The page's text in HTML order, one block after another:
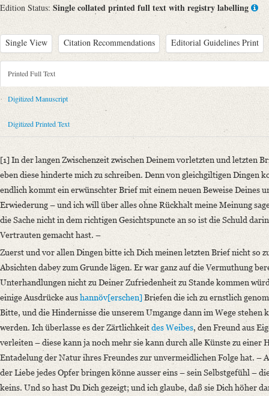
Edition Status: Single collated printed full text with registry labelling
Single View Citation Recommendations Editorial Guidelines Print
Metadata Concerning Header
Sender: Friedrich von Schlegel
Recipient: August Wilhelm von Schlegel
Place of Dispatch: Leipzig
Place of Destination: Unknown
Notations: Datum erschlossen.
Printed Text
Bibliography: Kritische Friedrich-Schlegel-Ausgabe. Bd. 23. Dritte
romantischen Schule (15. September 1788 ‒ 15. Juli 1797). Mit
Incipit: „[1] In der langen Zwischenzeit zwischen Deinem vorletzten
Manuscript
Provider: Dresden, Sächsische Landesbibliothek - Staats- und
OAI Id: DE-1a-34186
Classification Number: Mscr.Dresd.e.90,XIX,Bd.24.a,Nr.8
Number of Pages: 6S. auf Doppelbl., hs. m. U.
Format: 22,8 x 19,1 cm
Language
German
Printed Full Text
Digitized Manuscript
Digitized Printed Text
[1] In der langen Zwischenzeit zwischen Deinem vorletzten und letzten
eben diese hinderte mich zu schreiben. Denn von gleichgiltigen Dingen
endlich kommt ein erwünschter Brief mit einem neuen Beweise Deines
Erwiederung – und ich will über alles ohne Rückhalt meine Meinung
die Sache nicht in dem richtigen Gesichtspuncte an so ist die Schuld
Vertrauten gemacht hast. –
Zuerst und vor allen Dingen bitte ich Dich meinen letzten Brief nicht so
Absichten dabey zum Grunde lägen. Er war ganz auf die Vermuthung
Unterhandlungen nicht zu Deiner Zufriedenheit zu Stande kommen
einige Ausdrücke aushannöv[erschen]Briefen die ich zu ernstlich
Bitte, und die Hindernisse die unserem Umgange dann im Wege stehen
werden. Ich überlasse es der Zärtlichkeitdes Weibes, den Freund aus
verleiten – diese kann ja noch mehr sie kann durch alle Künste zu einer
Entadelung der Natur ihres Freundes zur unvermeidlichen Folge hat. –
der Liebe jedes Opfer bringen könne ausser eins – sein Selbstgefühl –
keins. Und so hast Du Dich gezeigt; und ich glaube, daß sie Dich höher